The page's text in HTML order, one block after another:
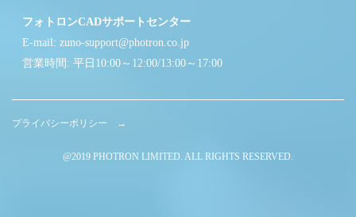
フォトロンCADサポートセンター
E-mail: zuno-support@photron.co.jp
営業時間: 平日10:00～12:00/13:00～17:00
プライバシーポリシー →
@2019 PHOTRON LIMITED. ALL RIGHTS RESERVED.